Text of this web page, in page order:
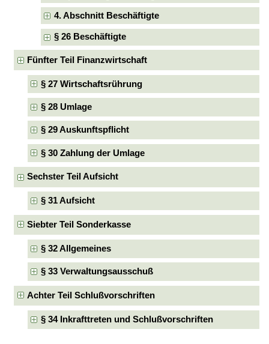
4. Abschnitt Beschäftigte
§ 26 Beschäftigte
Fünfter Teil Finanzwirtschaft
§ 27 Wirtschaftsrührung
§ 28 Umlage
§ 29 Auskunftspflicht
§ 30 Zahlung der Umlage
Sechster Teil Aufsicht
§ 31 Aufsicht
Siebter Teil Sonderkasse
§ 32 Allgemeines
§ 33 Verwaltungsausschuß
Achter Teil Schlußvorschriften
§ 34 Inkrafttreten und Schlußvorschriften